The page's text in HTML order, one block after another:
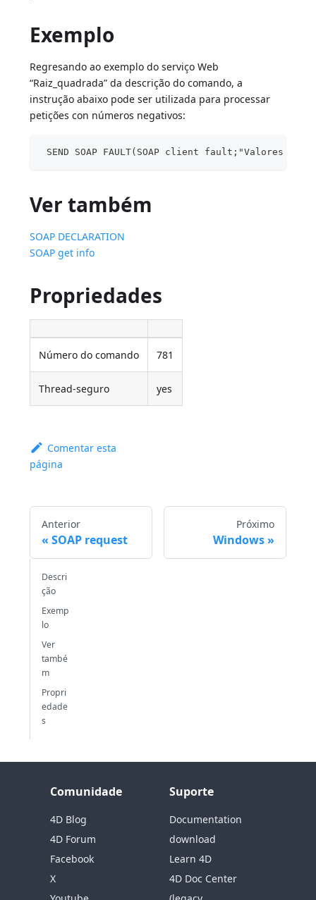
Exemplo
Regresando ao exemplo do serviço Web
“Raiz_quadrada” da descrição do comando, a
instrução abaixo pode ser utilizada para processar
petições con números negativos:
SEND SOAP FAULT(SOAP client fault;"Valores
Ver também
SOAP DECLARATION
SOAP get info
Propriedades
Número do comando 781
Thread-seguro yes
Comentar esta
página
Anterior
SOAP request
Próximo
Windows
Descri
ção
Exemp
lo
Ver
també
m
Propri
edade
s
Comunidade
4D Blog
4D Forum
Facebook
X
Suporte
Documentation
download
Learn 4D
4D Doc Center